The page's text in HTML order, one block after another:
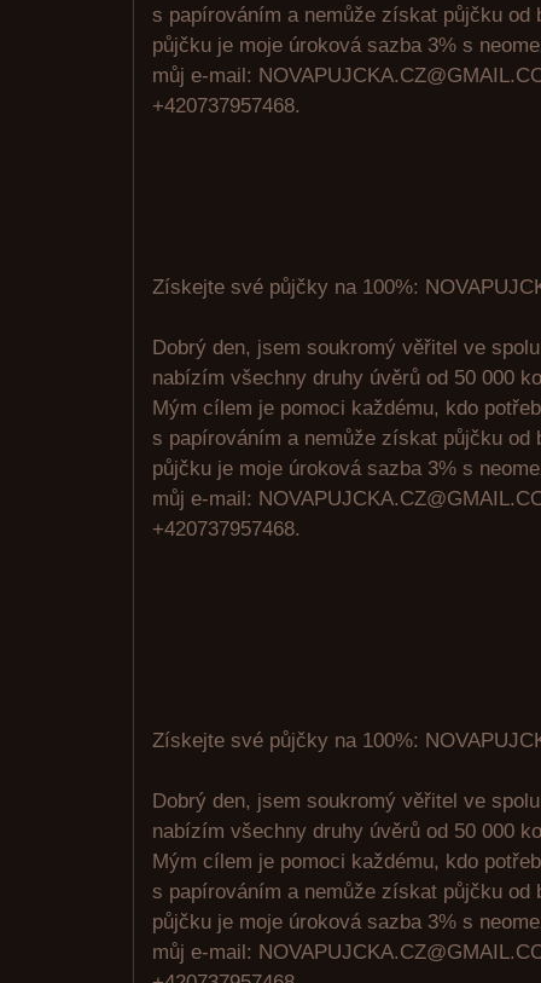
s papírováním a nemůže získat půjčku od
půjčku je moje úroková sazba 3% s
můj e-mail:
+420737957468.
Získejte své půjčky na 100%:
Dobrý den, jsem soukromý věřitel ve
nabízím všechny druhy úvěrů od 50 000
Mým cílem je pomoci každému, kdo
s papírováním a nemůže získat půjčku od
půjčku je moje úroková sazba 3% s
můj e-mail:
+420737957468.
Získejte své půjčky na 100%:
Dobrý den, jsem soukromý věřitel ve
nabízím všechny druhy úvěrů od 50 000
Mým cílem je pomoci každému, kdo
s papírováním a nemůže získat půjčku od
půjčku je moje úroková sazba 3% s
můj e-mail: